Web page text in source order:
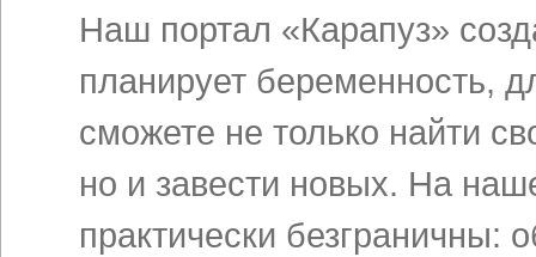
Наш портал «Карапуз»
планирует беременность,
сможете не только найти
но и завести новых. На
практически